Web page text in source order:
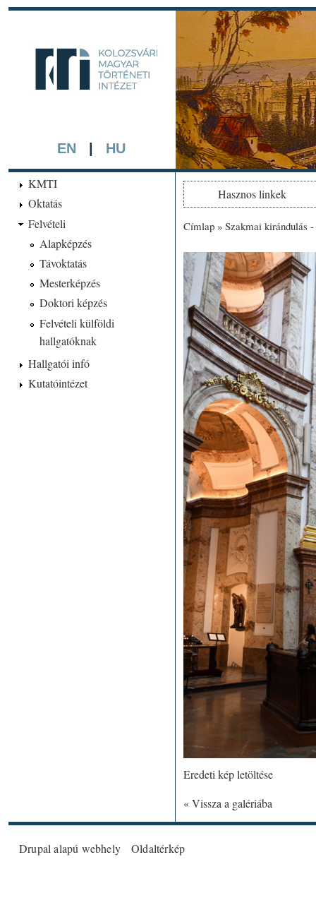
EN HU
A háttérben részlet a
készített színezett
KMTI
Oktatás
Felvételi
Alapképzés
Távoktatás
Mesterképzés
Doktori képzés
Felvételi külföldi
hallgatóknak
Hallgatói infó
Kutatóintézet
Hasznos linkek
Címlap »Szakmai kirándulás
Eredeti kép letöltése
« Vissza a galériába
Drupal alapú webhely Oldaltérkép